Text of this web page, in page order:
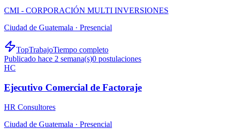
CMI - CORPORACIÓN MULTI INVERSIONES
Ciudad de Guatemala · Presencial
TopTrabajoTiempo completo
Publicado hace 2 semana(s)0 postulaciones
HC
Ejecutivo Comercial de Factoraje
HR Consultores
Ciudad de Guatemala · Presencial